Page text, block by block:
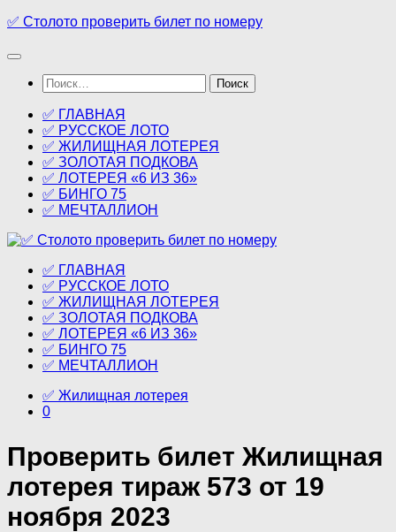
Перейти
содержимому
✅ Столото проверить билет по номеру
Найти:
✅ ГЛАВНАЯ
✅ РУССКОЕ ЛОТО
✅ ЖИЛИЩНАЯ ЛОТЕРЕЯ
✅ ЗОЛОТАЯ ПОДКОВА
✅ ЛОТЕРЕЯ «6 ИЗ 36»
✅ БИНГО 75
✅ МЕЧТАЛЛИОН
✅ ГЛАВНАЯ
✅ РУССКОЕ ЛОТО
✅ ЖИЛИЩНАЯ ЛОТЕРЕЯ
✅ ЗОЛОТАЯ ПОДКОВА
✅ ЛОТЕРЕЯ «6 ИЗ 36»
✅ БИНГО 75
✅ МЕЧТАЛЛИОН
✅ Жилищная лотерея
0
Проверить билет Жилищная
лотерея тираж 573 от 19
ноября 2023